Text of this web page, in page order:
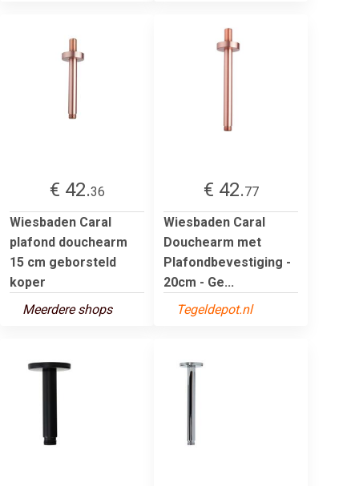
€ 42.36
Wiesbaden Caral
plafond douchearm
15 cm geborsteld
koper
Meerdere shops
€ 42.77
Wiesbaden Caral
Douchearm met
Plafondbevestiging -
20cm - Ge...
Tegeldepot.nl